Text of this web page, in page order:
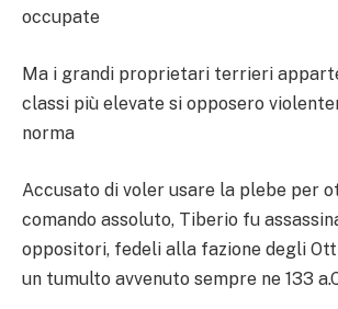
occupate
Ma i grandi proprietari terrieri
classi più elevate si opposero
norma
Accusato di voler usare la plebe per
comando assoluto, Tiberio fu
oppositori, fedeli alla fazione degli
un tumulto avvenuto sempre ne 133